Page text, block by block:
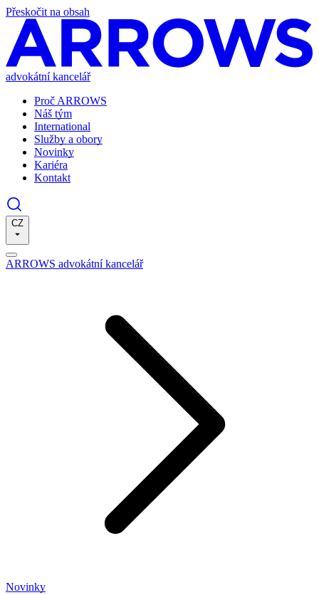
Přeskočit na obsah
advokátní kancelář
Proč ARROWS
Náš tým
International
Služby a obory
Novinky
Kariéra
Kontakt
CZ
ARROWS advokátní kancelář
Novinky